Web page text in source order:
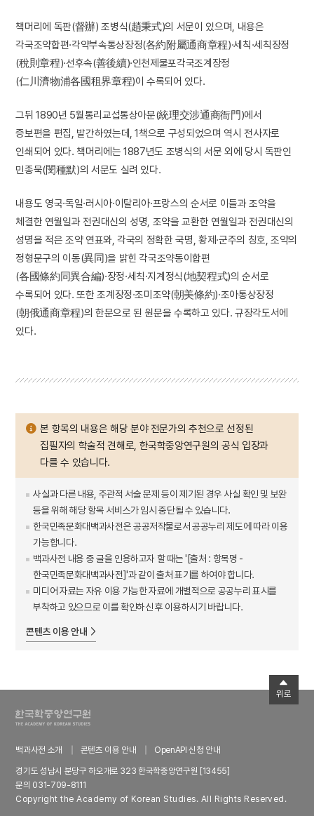
책머리에 독판(督辦) 조병식(趙秉式)의 서문이 있으며, 내용은
각국조약합편·각약부속통상장정(各約附屬通商章程)·세칙·세칙장정
(稅則章程)·선후속(善後續)·인천제물포각국조계장정
(仁川濟物浦各國租界章程)이 수록되어 있다.
그뒤 1890년 5월통리교섭통상아문(統理交涉通商衙門)에서
증보편을 편집, 발간하였는데, 1책으로 구성되었으며 역시 전사자로
인쇄되어 있다. 책머리에는 1887년도 조병식의 서문 외에 당시 독판인
민종묵(閔種默)의 서문도 실려 있다.
내용도 영국·독일·러시아·이탈리아·프랑스의 순서로 이들과 조약을
체결한 연월일과 전권대신의 성명, 조약을 교환한 연월일과 전권대신의
성명을 적은 조약 연표와, 각국의 정확한 국명, 황제·군주의 칭호, 조약의
정형문구의 이동(異同)을 밝힌 각국조약동이합편
(各國條約同異合編)·장정·세칙·지계정식(地契程式)의 순서로
수록되어 있다. 또한 조계장정·조미조약(朝美條約)·조아통상장정
(朝俄通商章程)의 한문으로 된 원문을 수록하고 있다. 규장각도서에
있다.
본 항목의 내용은 해당 분야 전문가의 추천으로 선정된
집필자의 학술적 견해로, 한국학중앙연구원의 공식 입장과
다를 수 있습니다.
사실과 다른 내용, 주관적 서술 문제 등이 제기된 경우 사실 확인 및 보완
등을 위해 해당 항목 서비스가 임시 중단될 수 있습니다.
한국민족문화대백과사전은 공공저작물로서 공공누리 제도에 따라 이용
가능합니다.
백과사전 내용 중 글을 인용하고자 할 때는 '[출처 : 항목명 -
한국민족문화대백과사전]'과 같이 출처 표기를 하여야 합니다.
미디어 자료는 자유 이용 가능한 자료에 개별적으로 공공누리 표시를
부착하고 있으므로 이를 확인하신 후 이용하시기 바랍니다.
콘텐츠 이용 안내
백과사전 소개 콘텐츠 이용 안내
OpenAPI 신청 안내
경기도 성남시 분당구 하오개로 323 한국학중앙연구원 [13455]
문의 031-709-8111
Copyright the Academy of Korean Studies. All Rights Reserved.
위로